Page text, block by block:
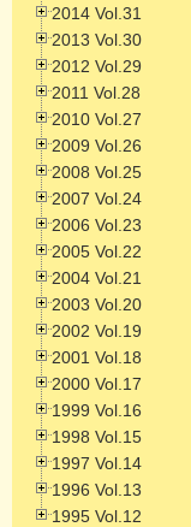
2014 Vol.31
2013 Vol.30
2012 Vol.29
2011 Vol.28
2010 Vol.27
2009 Vol.26
2008 Vol.25
2007 Vol.24
2006 Vol.23
2005 Vol.22
2004 Vol.21
2003 Vol.20
2002 Vol.19
2001 Vol.18
2000 Vol.17
1999 Vol.16
1998 Vol.15
1997 Vol.14
1996 Vol.13
1995 Vol.12